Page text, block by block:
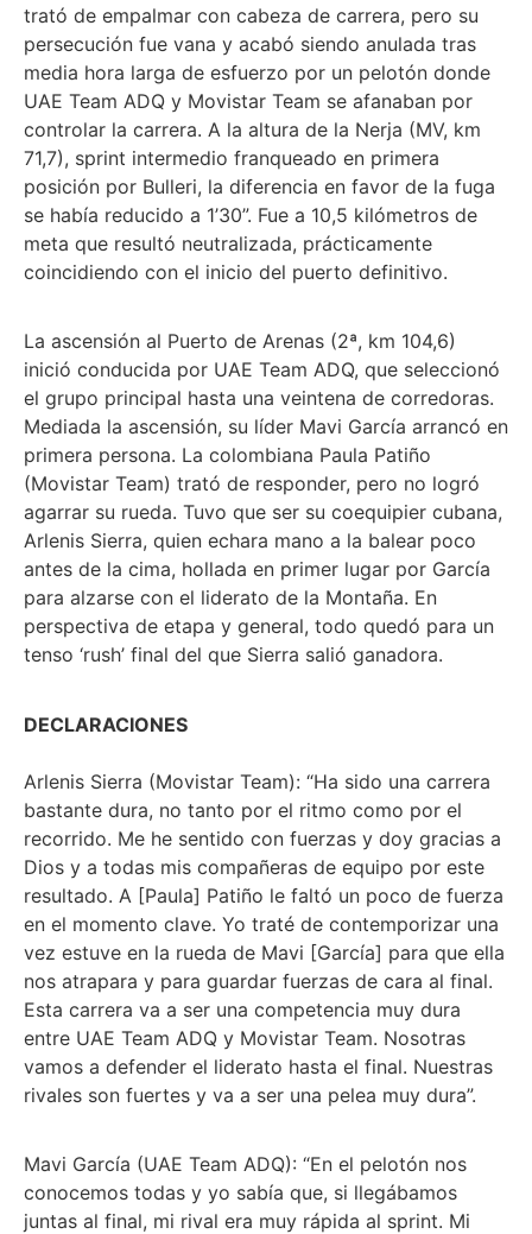
trató de empalmar con cabeza de carrera, pero su
persecución fue vana y acabó siendo anulada tras
media hora larga de esfuerzo por un pelotón donde
UAE Team ADQ y Movistar Team se afanaban por
controlar la carrera. A la altura de la Nerja (MV, km
71,7), sprint intermedio franqueado en primera
posición por Bulleri, la diferencia en favor de la fuga
se había reducido a 1’30”. Fue a 10,5 kilómetros de
meta que resultó neutralizada, prácticamente
coincidiendo con el inicio del puerto definitivo.
La ascensión al Puerto de Arenas (2ª, km 104,6)
inició conducida por UAE Team ADQ, que seleccionó
el grupo principal hasta una veintena de corredoras.
Mediada la ascensión, su líder Mavi García arrancó en
primera persona. La colombiana Paula Patiño
(Movistar Team) trató de responder, pero no logró
agarrar su rueda. Tuvo que ser su coequipier cubana,
Arlenis Sierra, quien echara mano a la balear poco
antes de la cima, hollada en primer lugar por García
para alzarse con el liderato de la Montaña. En
perspectiva de etapa y general, todo quedó para un
tenso ‘rush’ final del que Sierra salió ganadora.
DECLARACIONES
Arlenis Sierra (Movistar Team): “Ha sido una carrera
bastante dura, no tanto por el ritmo como por el
recorrido. Me he sentido con fuerzas y doy gracias a
Dios y a todas mis compañeras de equipo por este
resultado. A [Paula] Patiño le faltó un poco de fuerza
en el momento clave. Yo traté de contemporizar una
vez estuve en la rueda de Mavi [García] para que ella
nos atrapara y para guardar fuerzas de cara al final.
Esta carrera va a ser una competencia muy dura
entre UAE Team ADQ y Movistar Team. Nosotras
vamos a defender el liderato hasta el final. Nuestras
rivales son fuertes y va a ser una pelea muy dura”.
Mavi García (UAE Team ADQ): “En el pelotón nos
conocemos todas y yo sabía que, si llegábamos
juntas al final, mi rival era muy rápida al sprint. Mi